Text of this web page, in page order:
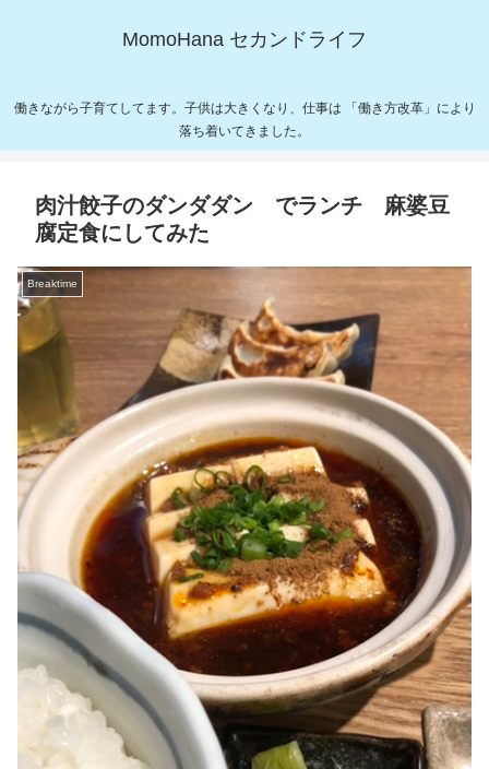
MomoHana セカンドライフ
働きながら子育てしてます。子供は大きくなり、仕事は 「働き方改革」により
落ち着いてきました。
肉汁餃子のダンダダン でランチ 麻婆豆
腐定食にしてみた
Breaktime